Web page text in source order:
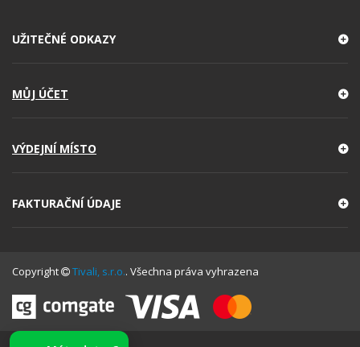
UŽITEČNÉ ODKAZY
MŮJ ÚČET
VÝDEJNÍ MÍSTO
FAKTURAČNÍ ÚDAJE
Copyright Tivali, s.r.o.. Všechna práva vyhrazena